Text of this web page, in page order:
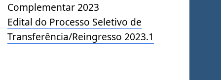
Complementar 2023
Edital do Processo Seletivo de
Transferência/Reingresso 2023.1